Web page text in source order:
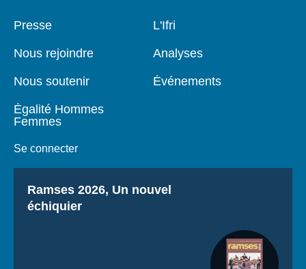
Pied
Presse
Nous rejoindre
Nous soutenir
Égalité Hommes
Femmes
Se connecter
Navigation
L'Ifri
Analyses
Événements
Titre
Ramses 2026, Un nouvel
échiquier